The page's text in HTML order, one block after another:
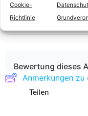
Cookie-
Richtlinie
angeführten
der
Lizenz„CC
Bewertung dieses
Anmerkungen
Teilen